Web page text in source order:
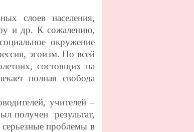
слоев населения,
и др. К сожалению,
окружение
эгоизм. По всей
состоящих на
полная свобода
учителей –
получен результат,
серьезные проблемы в